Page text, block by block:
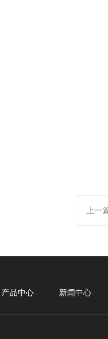
上一
产品中心 新闻中心